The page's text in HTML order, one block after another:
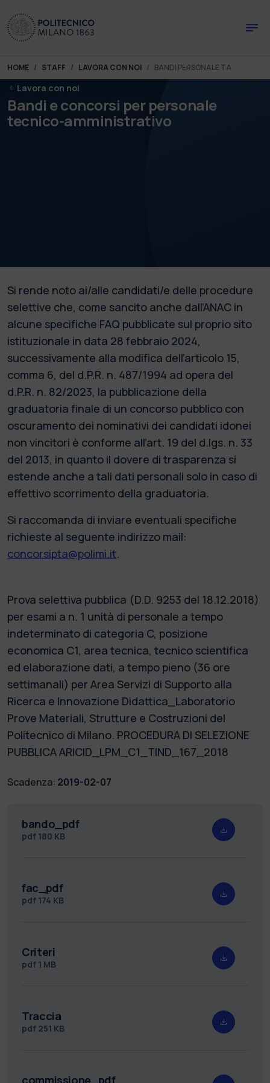
You are here:
HOME STAFF LAVORA CON NOI BANDI PERSONALE TA
Lavora con noi
Bandi e concorsi per personale
tecnico-amministrativo
Si rende noto ai/alle candidati/e delle procedure
selettive che, come sancito anche dall’ANAC in
alcune specifiche FAQ pubblicate sul proprio sito
istituzionale in data 28 febbraio 2024,
successivamente alla modifica dell’articolo 15,
comma 6, del d.P.R. n. 487/1994 ad opera del
d.P.R. n. 82/2023, la pubblicazione della
graduatoria finale di un concorso pubblico con
oscuramento dei nominativi dei candidati idonei
non vincitori è conforme all’art. 19 del d.lgs. n. 33
del 2013, in quanto il dovere di trasparenza si
estende anche a tali dati personali solo in caso di
effettivo scorrimento della graduatoria.
Si raccomanda di inviare eventuali specifiche
richieste al seguente indirizzo mail:
concorsipta@polimi.it.
Prova selettiva pubblica (D.D. 9253 del 18.12.2018)
per esami a n. 1 unità di personale a tempo
indeterminato di categoria C, posizione
economica C1, area tecnica, tecnico scientifica
ed elaborazione dati, a tempo pieno (36 ore
settimanali) per Area Servizi di Supporto alla
Ricerca e Innovazione Didattica_Laboratorio
Prove Materiali, Strutture e Costruzioni del
Politecnico di Milano. PROCEDURA DI SELEZIONE
PUBBLICA ARICID_LPM_C1_TIND_167_2018
Scadenza: 2019-02-07
bando_pdf
pdf 180 KB
fac_pdf
pdf 174 KB
Criteri
pdf 1 MB
Traccia
pdf 251 KB
commissione_pdf